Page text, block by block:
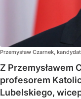
Przemysław Czarnek,
Z Przemysławem
profesorem
Lubelskiego,